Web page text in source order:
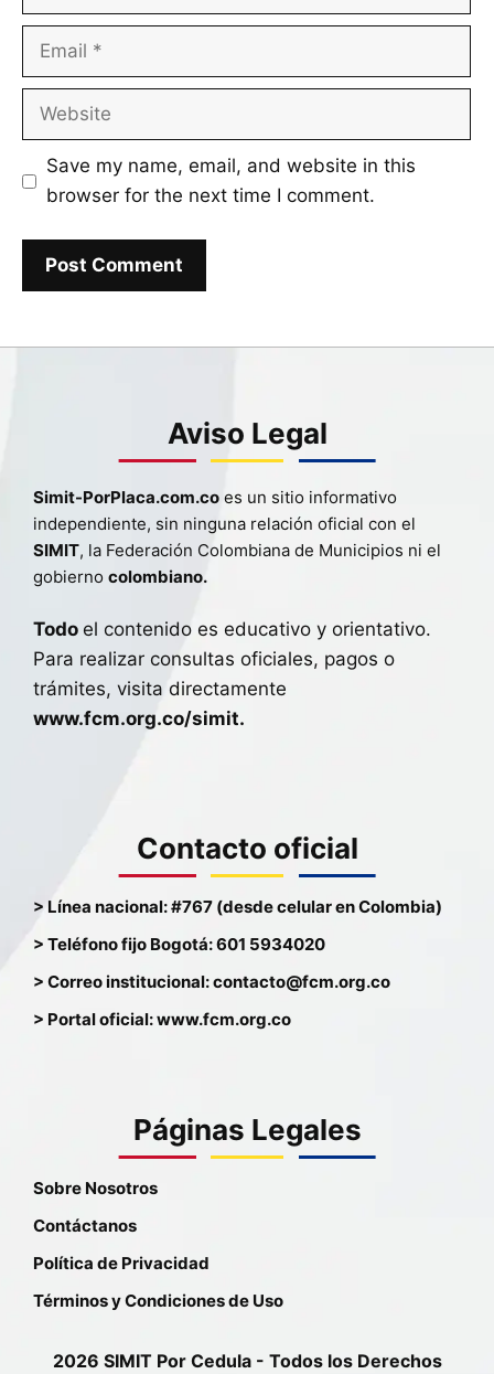
Email
Website
Save my name, email, and website in this
browser for the next time I comment.
Aviso Legal
Simit-PorPlaca.com.co es un sitio informativo
independiente, sin ninguna relación oficial con el
SIMIT, la Federación Colombiana de Municipios ni el
gobierno colombiano.
Todo el contenido es educativo y orientativo.
Para realizar consultas oficiales, pagos o
trámites, visita directamente
www.fcm.org.co/simit.
Contacto oficial
> Línea nacional: #767 (desde celular en Colombia)
> Teléfono fijo Bogotá: 601 5934020
> Correo institucional: contacto@fcm.org.co
> Portal oficial: www.fcm.org.co
Páginas Legales
Sobre Nosotros
Contáctanos
Política de Privacidad
Términos y Condiciones de Uso
2026 SIMIT Por Cedula - Todos los Derechos